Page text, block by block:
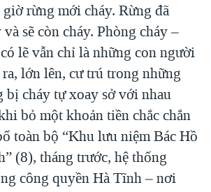
rừng mới cháy. Rừng đã
sẽ còn cháy. Phòng cháy –
lẽ vẫn chỉ là những con người
lớn lên, cư trú trong những
bị cháy tự xoay sở với nhau
bỏ một khoản tiền chắc chắn
toàn bộ “Khu lưu niệm Bác Hồ
(8), tháng trước, hệ thống
công quyền Hà Tĩnh – nơi